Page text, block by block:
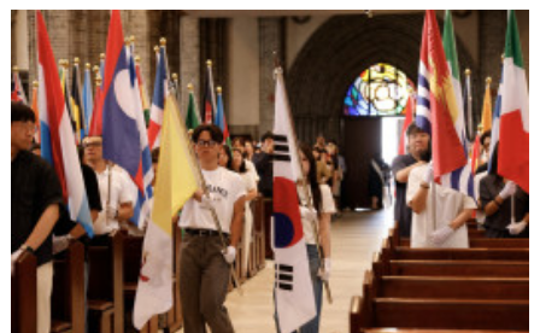
augusztus 6. | 15:55
Egyedül maradt idős emberek ezreiről
gondoskodik a legnagyobb hőségben a Máltai
Szeretetszolgálat
augusztus 6. | 15:08
Menyhárt M. Teréz nővér: Hűséges maradok
ahhoz az úthoz, amelyre meghívást kaptam
augusztus 6. | 14:20
Püspökként tért vissza az egykori plébános a
resicabányai Havas Boldogasszony-templom
búcsúünnepén
augusztus 6. | 13:34